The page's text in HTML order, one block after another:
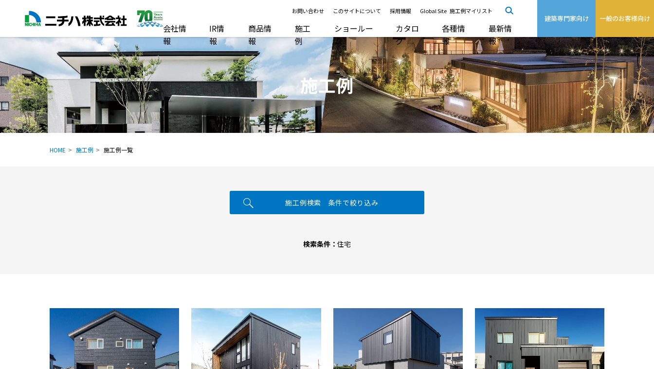
お問い合わせ このサイトについて 採用情報 Global Site 施工例マイリスト
会社情
報
IR情
報
商品情
報
施工
例
ショールー
ム
カタロ
グ
各種情
報
最新情
報
建築専門家向け 一般のお客様向け
施工例
HOME 施工例 施工例一覧
施工例検索 条件で絞り込み
検索条件： 住宅